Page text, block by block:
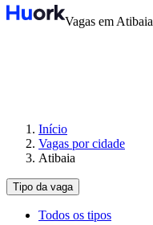
Vagas em Atibaia
Início
Vagas por cidade
Atibaia
Tipo da vaga
Todos os tipos